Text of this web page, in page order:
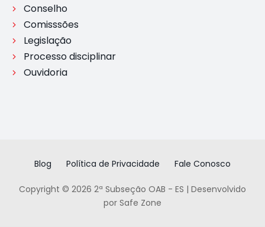
Conselho
Comisssões
Legislação
Processo disciplinar
Ouvidoria
Blog Política de Privacidade Fale Conosco
Copyright © 2026 2ª Subseção OAB - ES | Desenvolvido
por Safe Zone